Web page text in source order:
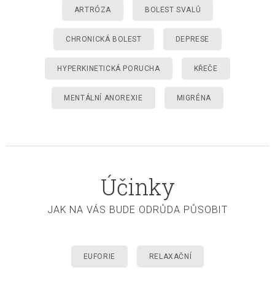
ARTRÓZA BOLEST SVALŮ
CHRONICKÁ BOLEST DEPRESE
HYPERKINETICKÁ PORUCHA KŘEČE
MENTÁLNÍ ANOREXIE MIGRÉNA
Účinky
JAK NA VÁS BUDE ODRŮDA PŮSOBIT
EUFORIE RELAXAČNÍ